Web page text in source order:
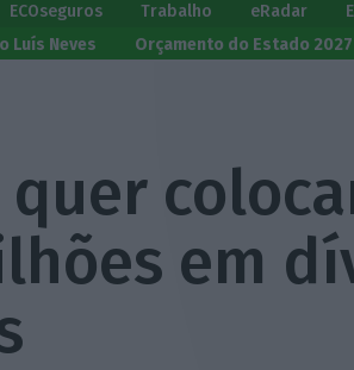
ECOseguros Trabalho eRadar
Luís Neves
Orçamento do Estado 2027
quer
em